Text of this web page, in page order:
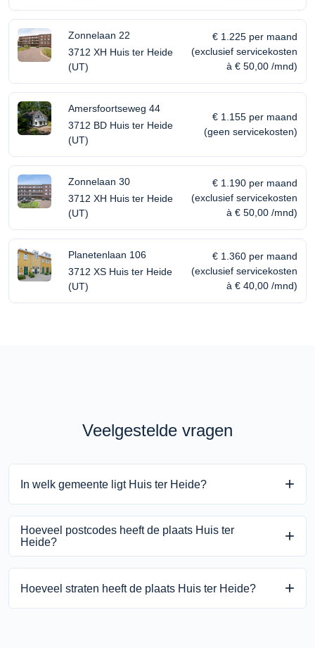
Zonnelaan 22
3712 XH Huis ter Heide
(UT)
€ 1.225 per maand
(exclusief servicekosten
à € 50,00 /mnd)
Amersfoortseweg 44
3712 BD Huis ter Heide
(UT)
€ 1.155 per maand
(geen servicekosten)
Zonnelaan 30
3712 XH Huis ter Heide
(UT)
€ 1.190 per maand
(exclusief servicekosten
à € 50,00 /mnd)
Planetenlaan 106
3712 XS Huis ter Heide
(UT)
€ 1.360 per maand
(exclusief servicekosten
à € 40,00 /mnd)
Veelgestelde vragen
In welk gemeente ligt Huis ter Heide?
Utrecht.
Hoeveel postcodes heeft de plaats Huis ter
Heide?
Hoeveel straten heeft de plaats Huis ter Heide?